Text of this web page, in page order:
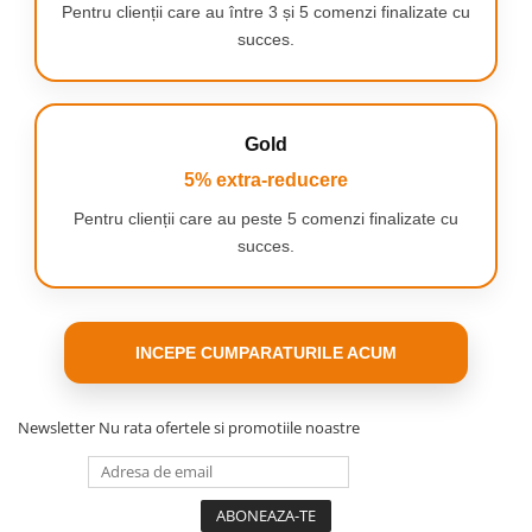
Specificații tehnice
Tip produs:
Dulap textil pliabil / Șifonier textil
Dimensiuni: 165 × 165 × 42 cm (L × Î × A)
Material husă:Material textil nețesut din polipropilenă (PP),
respirabil, rezistent la uzură și ușor de întreținut
Cadru metalic din țevi de oțel cu finisaj vopsit în
Pentru clienții care au între 3 și 5 comenzi finalizate cu
succes.
Gold
5% extra-reducere
Pentru clienții care au peste 5 comenzi finalizate cu
succes.
INCEPE CUMPARATURILE ACUM
Newsletter Nu rata ofertele si promotiile noastre